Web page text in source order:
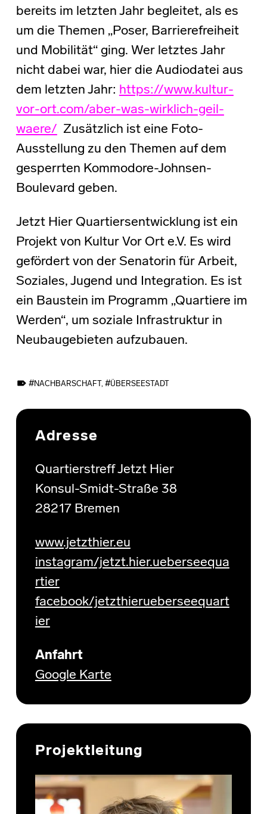
bereits im letzten Jahr begleitet, als es
um die Themen „Poser, Barrierefreiheit
und Mobilität“ ging. Wer letztes Jahr
nicht dabei war, hier die Audiodatei aus
dem letzten Jahr: https://www.kultur-
vor-ort.com/aber-was-wirklich-geil-
waere/ Zusätzlich ist eine Foto-
Ausstellung zu den Themen auf dem
gesperrten Kommodore-Johnsen-
Boulevard geben.
Jetzt Hier Quartiersentwicklung ist ein
Projekt von Kultur Vor Ort e.V. Es wird
gefördert von der Senatorin für Arbeit,
Soziales, Jugend und Integration. Es ist
ein Baustein im Programm „Quartiere im
Werden“, um soziale Infrastruktur in
Neubaugebieten aufzubauen.
NACHBARSCHAFT , ÜBERSEESTADT
Skip back to main navigation
Adresse
Quartierstreff Jetzt Hier
Konsul-Smidt-Straße 38
28217 Bremen
www.jetzthier.eu
instagram/jetzt.hier.ueberseequa
rtier
facebook/jetzthierueberseequart
ier
Anfahrt
Google Karte
Projektleitung